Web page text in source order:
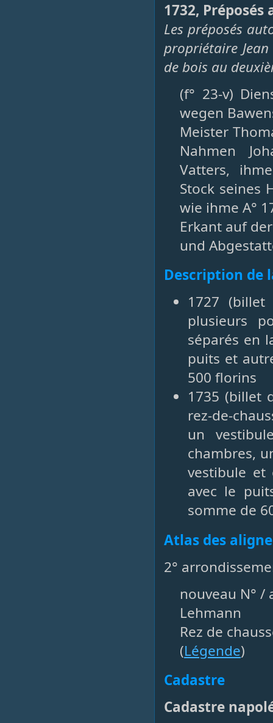
1732,
Les préposés
propriétaire
de bois au
(f° 23-v)
wegen
Meister
Nahmen
Vatters,
Stock seines
wie ihme A°
Erkant auf
und
Description de
1727 (billet
plusieurs
séparés en
puits et
500 florins
1735 (billet
rez-de-
un
chambres,
vestibule et
avec le
somme de
Atlas des
2°
nouveau N° /
Lehmann
Rez de
(Légende)
Cadastre
Cadastre